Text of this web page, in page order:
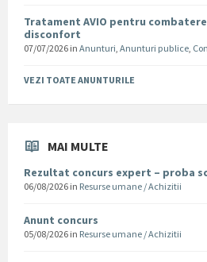
Tratament AVIO pentru
disconfort
07/07/2026 in Anunturi, Anunturi publice,
VEZI TOATE ANUNTURILE
MAI MULTE
Rezultat concurs expert – proba
06/08/2026 in Resurse umane / Achizitii
Anunt concurs
05/08/2026 in Resurse umane / Achizitii